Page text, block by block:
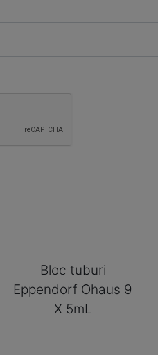
Bloc tuburi
Eppendorf Ohaus 9
X 5mL